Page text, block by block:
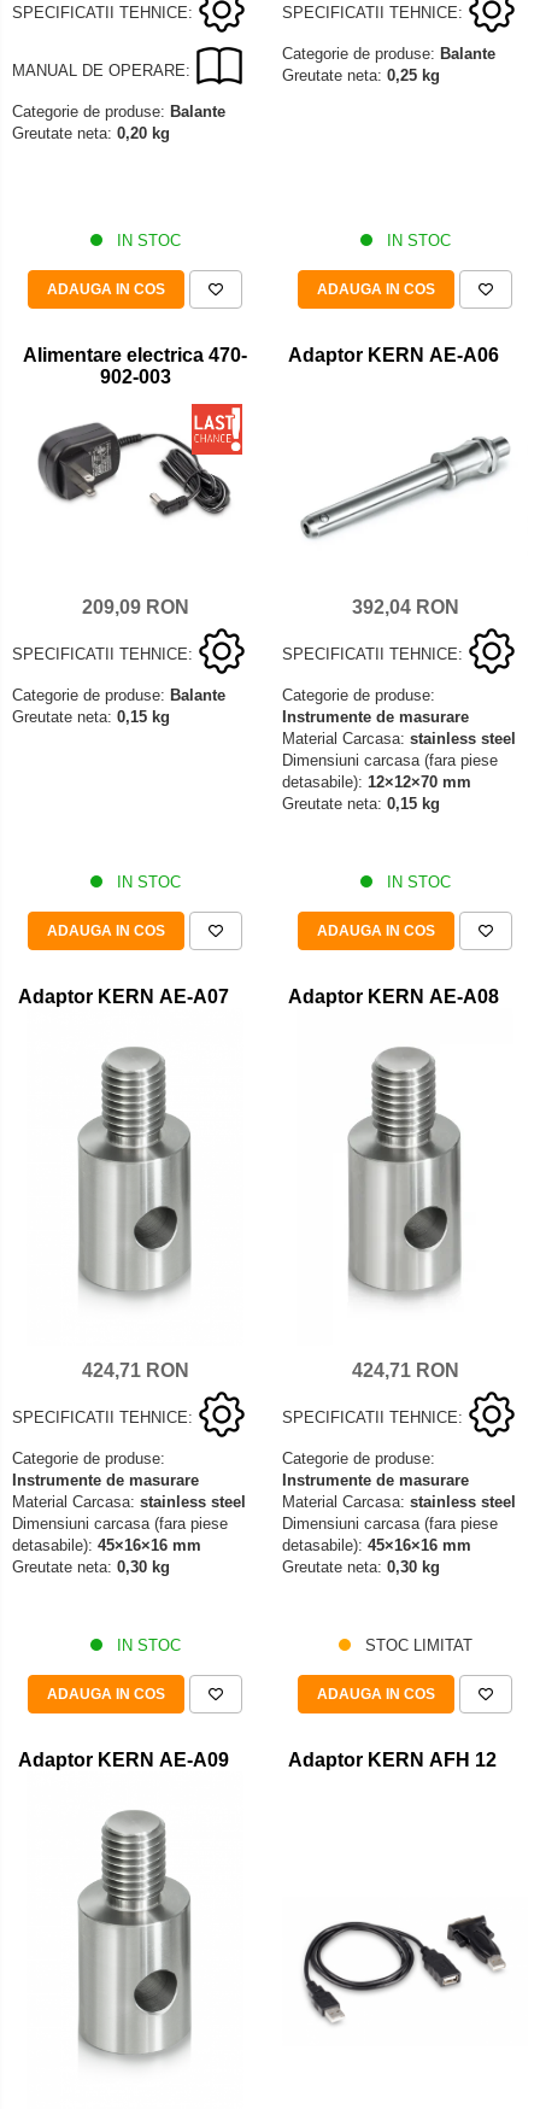
SPECIFICATII TEHNICE:
MANUAL DE OPERARE:
Categorie de produse: Balante
Greutate neta: 0,20 kg
IN STOC
ADAUGA IN COS
SPECIFICATII TEHNICE:
Categorie de produse: Balante
Greutate neta: 0,25 kg
IN STOC
ADAUGA IN COS
Alimentare electrica 470-
902-003
209,09 RON
SPECIFICATII TEHNICE:
Categorie de produse: Balante
Greutate neta: 0,15 kg
IN STOC
ADAUGA IN COS
Adaptor KERN AE-A06
392,04 RON
SPECIFICATII TEHNICE:
Categorie de produse:
Instrumente de masurare
Material Carcasa: stainless steel
Dimensiuni carcasa (fara piese
detasabile): 12×12×70 mm
Greutate neta: 0,15 kg
IN STOC
ADAUGA IN COS
Adaptor KERN AE-A07
424,71 RON
SPECIFICATII TEHNICE:
Categorie de produse:
Instrumente de masurare
Material Carcasa: stainless steel
Dimensiuni carcasa (fara piese
detasabile): 45×16×16 mm
Greutate neta: 0,30 kg
IN STOC
ADAUGA IN COS
Adaptor KERN AE-A08
424,71 RON
SPECIFICATII TEHNICE:
Categorie de produse:
Instrumente de masurare
Material Carcasa: stainless steel
Dimensiuni carcasa (fara piese
detasabile): 45×16×16 mm
Greutate neta: 0,30 kg
STOC LIMITAT
ADAUGA IN COS
Adaptor KERN AE-A09 Adaptor KERN AFH 12